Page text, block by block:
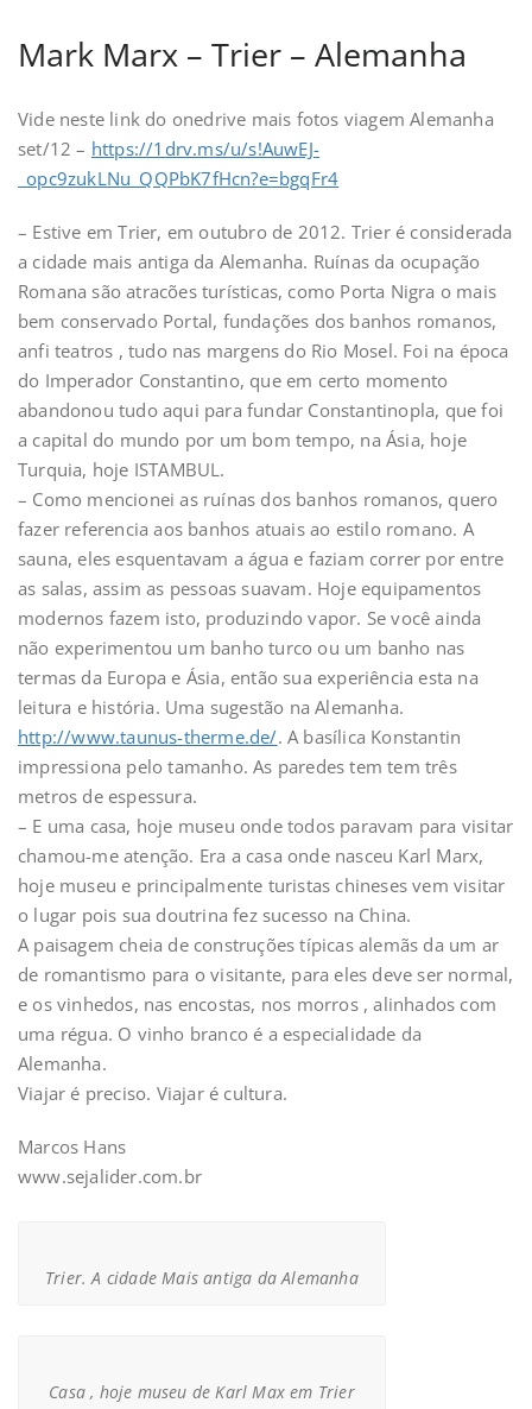
Mark Marx – Trier – Alemanha
Vide neste link do onedrive mais fotos viagem Alemanha
set/12 – https://1drv.ms/u/s!AuwEJ-
_opc9zukLNu_QQPbK7fHcn?e=bgqFr4
– Estive em Trier, em outubro de 2012. Trier é considerada
a cidade mais antiga da Alemanha. Ruínas da ocupação
Romana são atracões turísticas, como Porta Nigra o mais
bem conservado Portal, fundações dos banhos romanos,
anfi teatros , tudo nas margens do Rio Mosel. Foi na época
do Imperador Constantino, que em certo momento
abandonou tudo aqui para fundar Constantinopla, que foi
a capital do mundo por um bom tempo, na Ásia, hoje
Turquia, hoje ISTAMBUL.
– Como mencionei as ruínas dos banhos romanos, quero
fazer referencia aos banhos atuais ao estilo romano. A
sauna, eles esquentavam a água e faziam correr por entre
as salas, assim as pessoas suavam. Hoje equipamentos
modernos fazem isto, produzindo vapor. Se você ainda
não experimentou um banho turco ou um banho nas
termas da Europa e Ásia, então sua experiência esta na
leitura e história. Uma sugestão na Alemanha.
http://www.taunus-therme.de/. A basílica Konstantin
impressiona pelo tamanho. As paredes tem tem três
metros de espessura.
– E uma casa, hoje museu onde todos paravam para visitar
chamou-me atenção. Era a casa onde nasceu Karl Marx,
hoje museu e principalmente turistas chineses vem visitar
o lugar pois sua doutrina fez sucesso na China.
A paisagem cheia de construções típicas alemãs da um ar
de romantismo para o visitante, para eles deve ser normal,
e os vinhedos, nas encostas, nos morros , alinhados com
uma régua. O vinho branco é a especialidade da
Alemanha.
Viajar é preciso. Viajar é cultura.
Marcos Hans
www.sejalider.com.br
Trier. A cidade Mais antiga da Alemanha
Casa , hoje museu de Karl Max em Trier